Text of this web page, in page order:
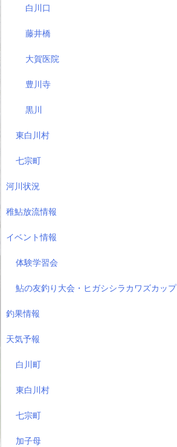
白川口
藤井橋
大賀医院
豊川寺
黒川
東白川村
七宗町
河川状況
稚鮎放流情報
イベント情報
体験学習会
鮎の友釣り大会・ヒガシシラカワズカップ
釣果情報
天気予報
白川町
東白川村
七宗町
加子母